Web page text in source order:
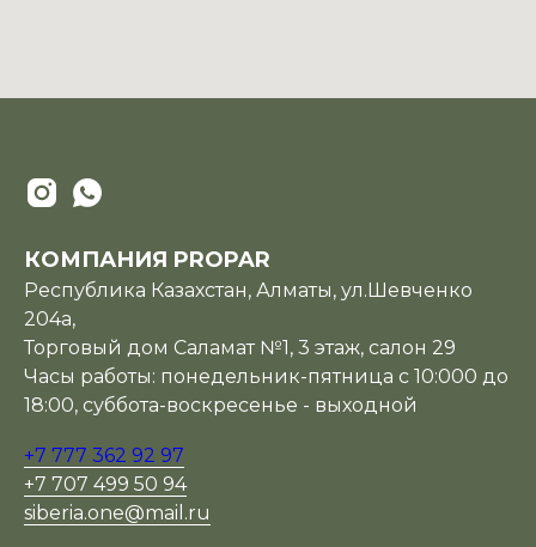
КОМПАНИЯ PROPAR
Республика Казахстан, Алматы, ул.Шевченко
204а,
Торговый дом Саламат №1, 3 этаж, салон 29
Часы работы: понедельник-пятница с 10:000 до
18:00, суббота-воскресенье - выходной
+7 777 362 92 97
+7 707 499 50 94
siberia.one@mail.ru